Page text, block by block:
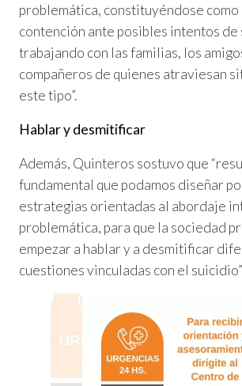
problemática, constituyéndose
contención ante posibles intentos de
trabajando con las familias, los
compañeros de quienes atraviesan
este tipo”.
Hablar y desmitificar
Además, Quinteros sostuvo que
fundamental que podamos diseñar
estrategias orientadas al abordaje
problemática, para que la sociedad
empezar a hablar y a desmitificar
cuestiones vinculadas con el